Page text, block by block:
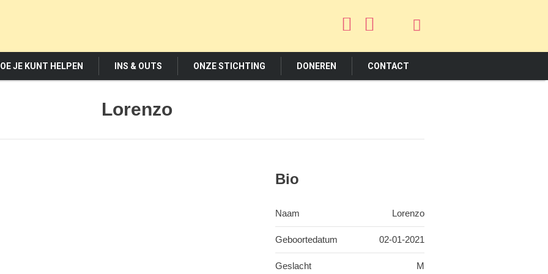
JE KUNT HELPEN INS & OUTS ONZE STICHTING DONEREN CONTACT
Lorenzo
Bio
Naam Lorenzo
Geboortedatum 02-01-2021
Geslacht M